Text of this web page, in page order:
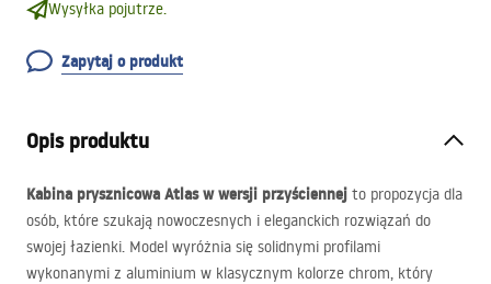
Wysyłka pojutrze.
Zapytaj o produkt
Opis produktu
Kabina prysznicowa Atlas w wersji przyściennej to propozycja dla
osób, które szukają nowoczesnych i eleganckich rozwiązań do
swojej łazienki. Model wyróżnia się solidnymi profilami
wykonanymi z aluminium w klasycznym kolorze chrom, który